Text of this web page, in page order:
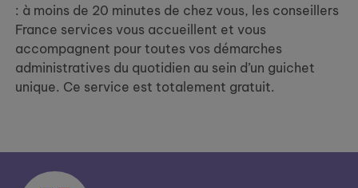
: à moins de 20 minutes de chez vous, les conseillers
France services vous accueillent et vous
accompagnent pour toutes vos démarches
administratives du quotidien au sein d’un guichet
unique. Ce service est totalement gratuit.